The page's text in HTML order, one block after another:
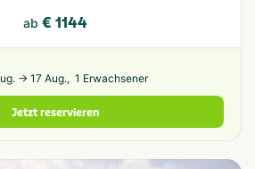
ab € 1144
→ 17 Aug., 1 Erwachsener
Jetzt reservieren